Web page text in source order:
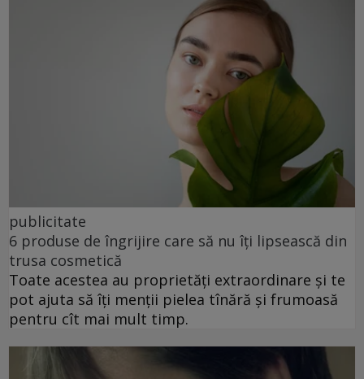
publicitate
6 produse de îngrijire care să nu îți lipsească din
trusa cosmetică
Toate acestea au proprietăți extraordinare și te
pot ajuta să îți menții pielea tînără și frumoasă
pentru cît mai mult timp.